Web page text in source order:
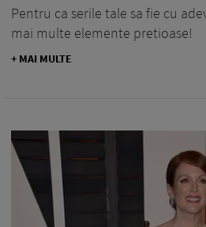
Pentru ca serile tale sa fie cu
mai multe elemente pretioase!
+ MAI MULTE